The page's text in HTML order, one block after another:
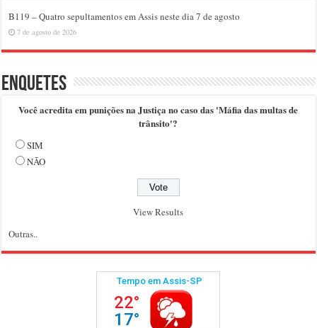
B119 – Quatro sepultamentos em Assis neste dia 7 de agosto
7 de agosto de 2026
Enquetes
Você acredita em punições na Justiça no caso das 'Máfia das multas de
trânsito'?
SIM
NÃO
View Results
Outras..